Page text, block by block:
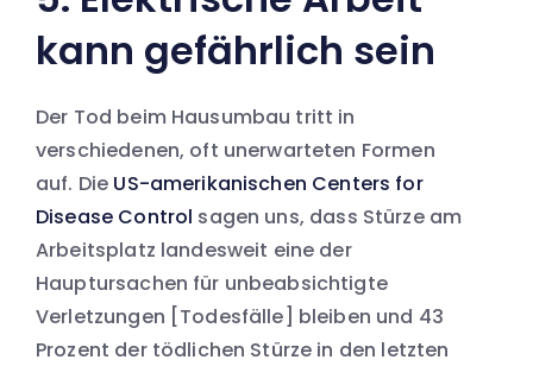
kann gefährlich sein
Der Tod beim Hausumbau tritt in
verschiedenen, oft unerwarteten Formen
auf. Die US-amerikanischen Centers for
Disease Control sagen uns, dass Stürze am
Arbeitsplatz landesweit eine der
Hauptursachen für unbeabsichtigte
Verletzungen [Todesfälle] bleiben und 43
Prozent der tödlichen Stürze in den letzten